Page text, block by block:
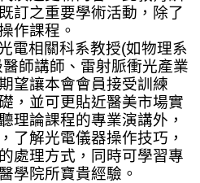
訂之重要學術活動， 除了
作課程。
電相關科系教授(如物理系
醫師講師、雷射脈衝光產業
望讓本會會員接受訓練
，並可更貼近醫美市場實
理論課程的專業演講外，
了解光電儀器操作技巧，
處理方式，同時可學習專
學院所寶貴經驗。